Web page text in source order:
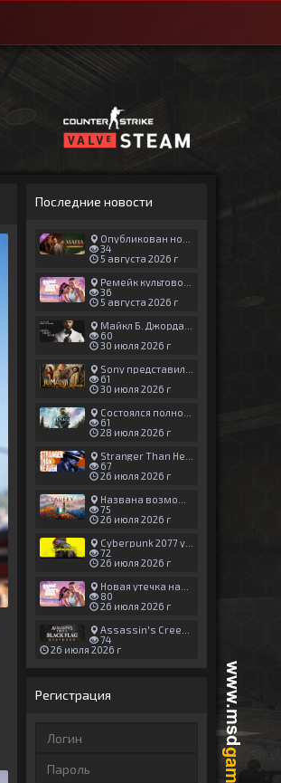
Последние новости
Опубликован новый геймплей Man of Honor для Mafia: The Old Country
34
5 августа 2026 г
Ремейк культовой японской игры задержали ради выхода GTA 6
36
5 августа 2026 г
Майкл Б. Джордан сыграл главную роль в новой «Афере Томаса Крауна»
60
30 июля 2026 г
Sony представила трейлер новой части «Джуманджи»
61
30 июля 2026 г
Состоялся полноценный релиз Halo: Campaign Evolved
61
28 июля 2026 г
Stranger Than Heaven получила новый трейлер с акцентом на жестокие драки
67
26 июля 2026 г
Названа возможная дата выхода God of War: Laufey — 16 февраля 2027 года
75
26 июля 2026 г
Cyberpunk 2077 установила новый рекорд: 1,5 млрд загрузок модов, в топе — контент 18+
72
26 июля 2026 г
Новая утечка намекает на выход третьего трейлера GTA 6 уже 7 августа
80
26 июля 2026 г
Assassin's Creed Black Flag Resynced может позаимствовать систему испытаний у Mirage
74
26 июля 2026 г
Регистрация